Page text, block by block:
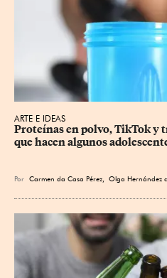
ARTE E IDEAS
Proteínas en polvo, TikTok y
que hacen algunos
Por Carmen da Casa Pérez Olga Hernández